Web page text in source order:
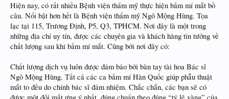
Hiện nay, có rất nhiều Bệnh viện thẩm mỹ thực hiện bấm mí mắt bồ
câu. Nổi bật hơn hết là Bệnh viện thẩm mỹ Ngô Mộng Hùng. Tọa
lạc tại 115, Trương Định, P5, Q3, TPHCM. Nơi đây là một trong
những địa chỉ uy tín, được các chuyên gia và khách hàng tin tưởng về
chất lượng sau khi bấm mí mắt. Cũng bởi nơi đây có:
Chất lượng dịch vụ luôn được đảm bảo bởi bàn tay tài hoa Bác sĩ
Ngô Mộng Hùng. Tất cả các ca bấm mí Hàn Quốc giúp phẫu thuật
mắt to đều do chính bác sĩ đảm nhiệm. Chắc chắn, các bạn sẽ có